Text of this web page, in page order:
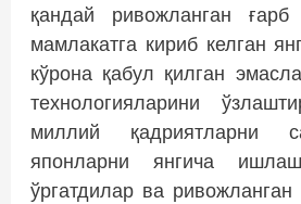
қандай ривожланган ғарб
мамлакатга кириб келган
кўрона қабул қилган
технологияларини
миллий қадриятларни
японларни янгича
ўргатдилар ва